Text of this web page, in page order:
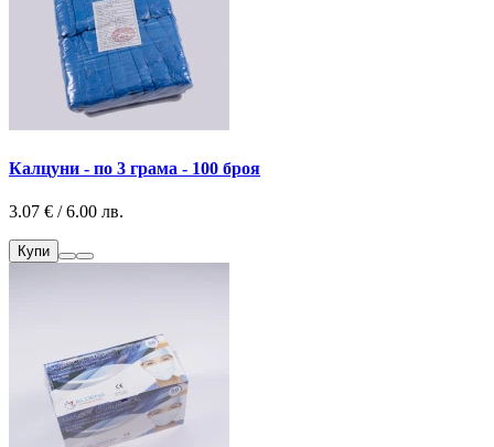
Калцуни - по 3 грама - 100 броя
3.07 € / 6.00 лв.
Купи